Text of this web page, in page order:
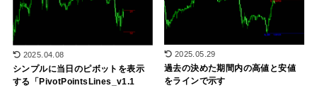
2025.04.08
シンプルに当日のピボットを表示
する「PivotPointsLines_v1.1
2025.05.29
過去の決めた期間内の高値と安値
をラインで示す